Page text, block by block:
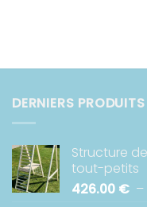
DERNIERS PRODUITS
Structure
tout-petits
426.00 € –